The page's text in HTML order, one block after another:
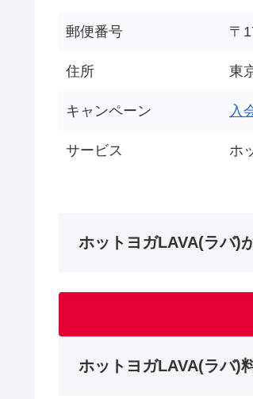
郵便番号 〒
住所 東
キャンペーン 入
サービス ホ
ホットヨガLAVA(ラバ)
ホットヨガLAVA(ラバ)